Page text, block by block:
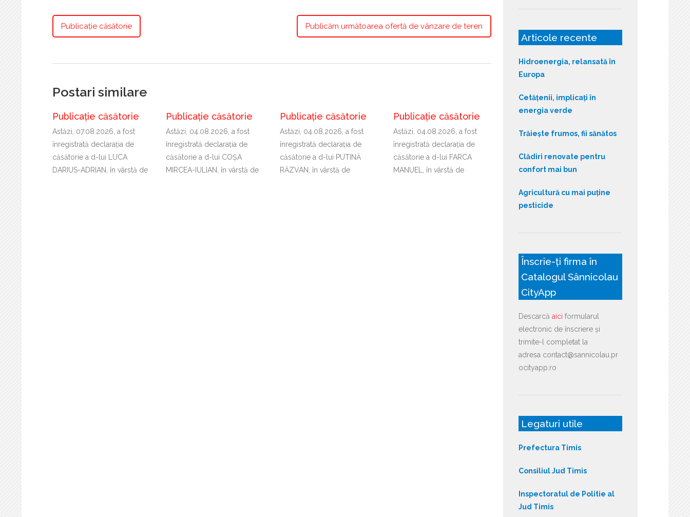
Publicație căsătorie Publicăm următoarea ofertă de vânzare de teren
Postari similare
Publicație căsătorie
Astăzi, 07.08.2026, a fost
înregistrată declaraţia de
căsătorie a d-lui LUCA
DARIUS-ADRIAN, în vârstă de
Publicație căsătorie
Astăzi, 04.08.2026, a fost
înregistrată declaraţia de
căsătorie a d-lui COȘA
MIRCEA-IULIAN, în vârstă de
Publicație căsătorie
Astăzi, 04.08.2026, a fost
înregistrată declaraţia de
căsătorie a d-lui PUTINĂ
RĂZVAN, în vârstă de
Publicație căsătorie
Astăzi, 04.08.2026, a fost
înregistrată declaraţia de
căsătorie a d-lui FARCA
MANUEL, în vârstă de
Articole recente
Hidroenergia, relansată în
Europa
Cetățenii, implicați în
energia verde
Trăiește frumos, fii sănătos
Clădiri renovate pentru
confort mai bun
Agricultură cu mai puține
pesticide
Înscrie-ți firma în
Catalogul Sânnicolau
CityApp
Descarcă aici formularul
electronic de înscriere și
trimite-l completat la
adresa contact@sannicolau.pr
ocityapp.ro
Legaturi utile
Prefectura Timis
Consiliul Jud Timis
Inspectoratul de Politie al
Jud Timis